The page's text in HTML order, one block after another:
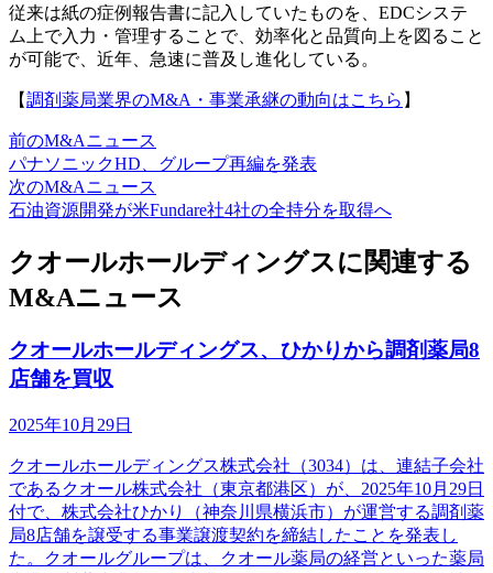
従来は紙の症例報告書に記入していたものを、EDCシステ
ム上で入力・管理することで、効率化と品質向上を図ること
が可能で、近年、急速に普及し進化している。
【調剤薬局業界のM&A・事業承継の動向はこちら 】
前のM&Aニュース
パナソニックHD、グループ再編を発表
次のM&Aニュース
石油資源開発が米Fundare社4社の全持分を取得へ
クオールホールディングスに関連する
M&Aニュース
クオールホールディングス、ひかりから調剤薬局8
店舗を買収
2025年10月29日
クオールホールディングス株式会社（3034）は、連結子会社
であるクオール株式会社（東京都港区）が、2025年10月29日
付で、株式会社ひかり（神奈川県横浜市）が運営する調剤薬
局8店舗を譲受する事業譲渡契約を締結したことを発表し
た。クオールグループは、クオール薬局の経営といった薬局